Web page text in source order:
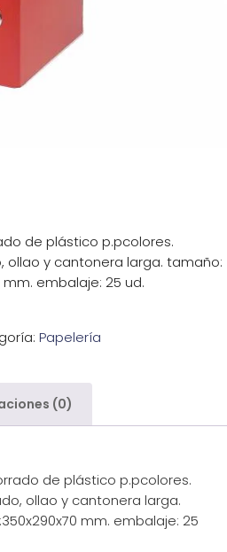
de plástico p.pcolores.
ollao y cantonera larga. tamaño:
embalaje: 25 ud.
Papelería
(0)
de plástico p.pcolores.
ollao y cantonera larga.
mm. embalaje: 25